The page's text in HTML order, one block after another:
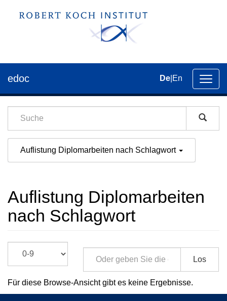
der
edoc De En
Auflistung Diplomarbeiten nach Schlagwort
Auflistung Diplomarbeiten
nach Schlagwort
Los
Für diese Browse-Ansicht gibt es keine Ergebnisse.